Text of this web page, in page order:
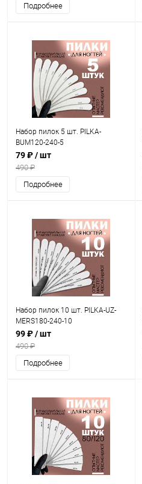
Подробнее
Набор пилок 5 шт. PILKA-
BUM120-240-5
79 ₽/ шт
490 ₽
Подробнее
Набор пилок 10 шт. PILKA-UZ-
MERS180-240-10
99 ₽/ шт
490 ₽
Подробнее